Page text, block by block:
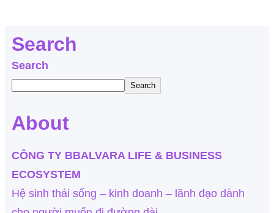
Search
Search
Search
About
CÔNG TY BBALVARA LIFE & BUSINESS
ECOSYSTEM
Hệ sinh thái sống – kinh doanh – lãnh đạo dành